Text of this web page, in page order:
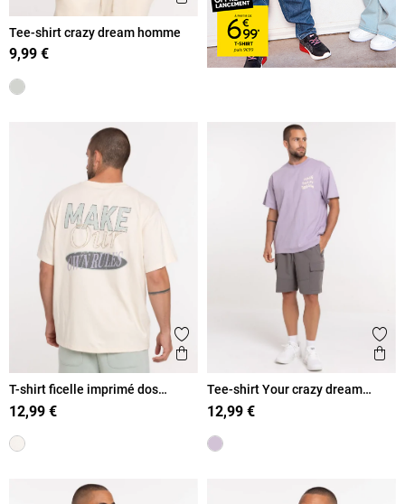
Tee-shirt crazy dream homme
9,99 €
Ajouter aux favoris
Aperçu rapide
T-shirt ficelle imprimé dos
homme
12,99 €
Tee-shirt Your crazy dream
homme
12,99 €